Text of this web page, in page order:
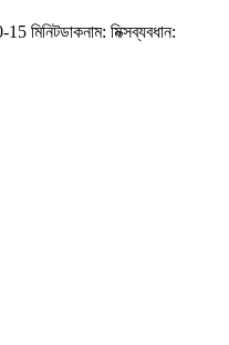
মিক্সব্যবধান: